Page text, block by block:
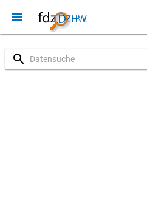
menu
search